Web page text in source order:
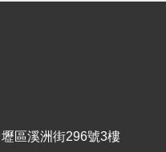
區溪洲街296號3樓